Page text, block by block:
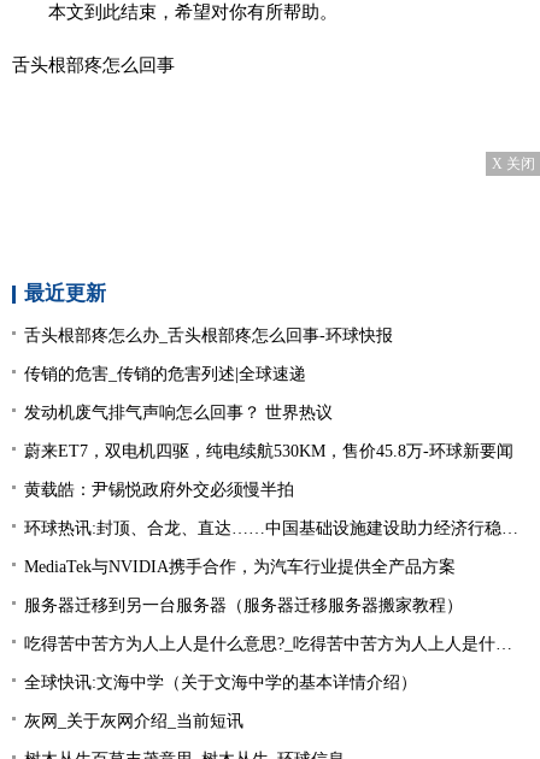
本文到此结束，希望对你有所帮助。
舌头根部疼怎么回事
X 关闭
最近更新
舌头根部疼怎么办_舌头根部疼怎么回事-环球快报
传销的危害_传销的危害列述|全球速递
发动机废气排气声响怎么回事？ 世界热议
蔚来ET7，双电机四驱，纯电续航530KM，售价45.8万-环球新要闻
黄载皓：尹锡悦政府外交必须慢半拍
环球热讯:封顶、合龙、直达……中国基础设施建设助力经济行稳致远
MediaTek与NVIDIA携手合作，为汽车行业提供全产品方案
服务器迁移到另一台服务器（服务器迁移服务器搬家教程）
吃得苦中苦方为人上人是什么意思?_吃得苦中苦方为人上人是什么意思_每日精选
全球快讯:文海中学（关于文海中学的基本详情介绍）
灰网_关于灰网介绍_当前短讯